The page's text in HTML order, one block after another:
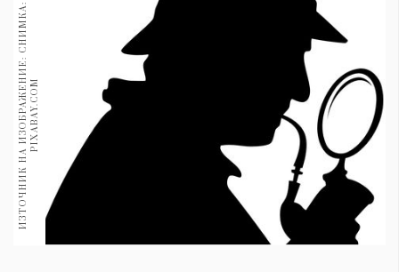
30+
Гурме 1710
Пътувай
237
Здраве
Gentlemen
И
З
Т
О
Ч
Н
И
К
Н
А
И
З
О
Б
Р
А
Ж
Е
Н
И
Е
:
С
Н
И
М
К
А
:
P
I
X
A
B
A
Y
.
C
OM